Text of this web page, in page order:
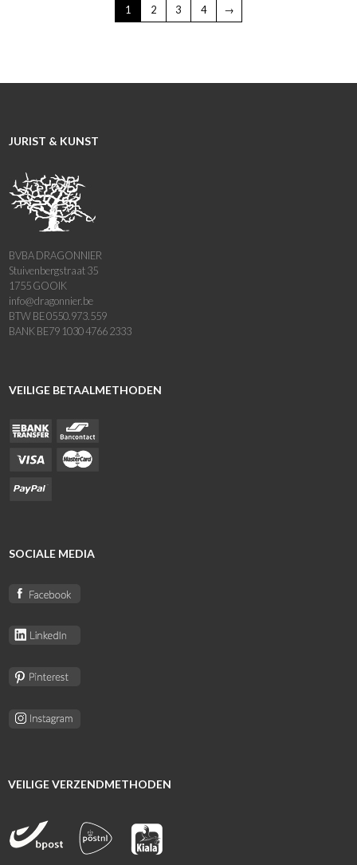
1 2 3 4 →
JURIST & KUNST
BVBA DRAGONNIER
Stuivenbergstraat 35
1755 GOOIK
info@dragonnier.be
BTW BE 0550.973.559
BANK BE79 1030 4766 2333
VEILIGE BETAALMETHODEN
SOCIALE MEDIA
VEILIGE VERZENDMETHODEN